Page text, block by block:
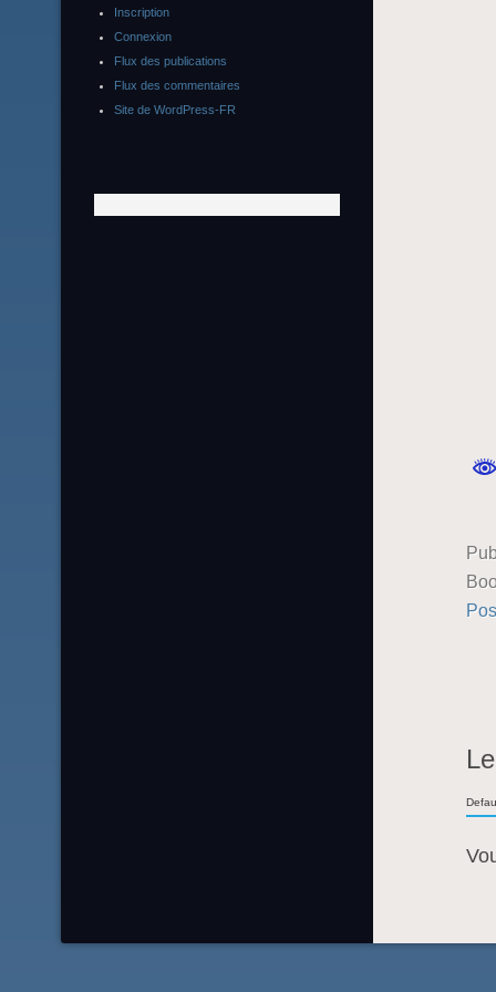
Inscription
Connexion
Flux des publications
Flux des commentaires
Site de WordPress-FR